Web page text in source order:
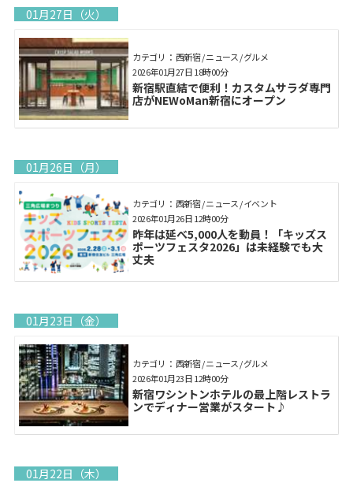
01月27日（火）
カテゴリ： 西新宿 / ニュース / グルメ
新宿駅直結で便利！カスタムサラダ専門
店がNEWoMan新宿にオープン
2026年01月27日 18時00分
01月26日（月）
カテゴリ： 西新宿 / ニュース / イベント
昨年は延べ5,000人を動員！「キッズス
ポーツフェスタ2026」は未経験でも大
丈夫
2026年01月26日 12時00分
01月23日（金）
カテゴリ： 西新宿 / ニュース / グルメ
新宿ワシントンホテルの最上階レストラ
ンでディナー営業がスタート♪
2026年01月23日 12時00分
01月22日（木）